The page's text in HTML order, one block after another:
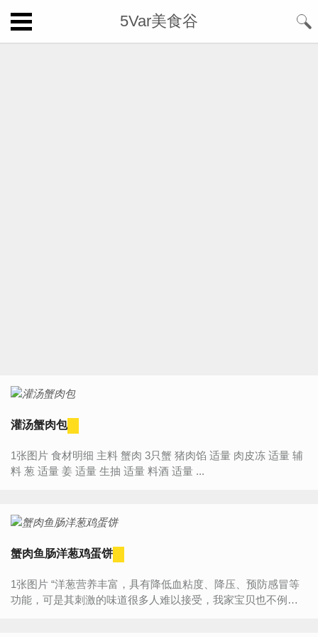
5Var美食谷
灌汤蟹肉包
1张图片 食材明细 主料 蟹肉 3只蟹 猪肉馅 适量 肉皮冻 适量 辅
料 葱 适量 姜 适量 生抽 适量 料酒 适量 ...
蟹肉鱼肠洋葱鸡蛋饼
1张图片 “洋葱营养丰富，具有降低血粘度、降压、预防感冒等
功能，可是其刺激的味道很多人难以接受，我家宝贝也不例